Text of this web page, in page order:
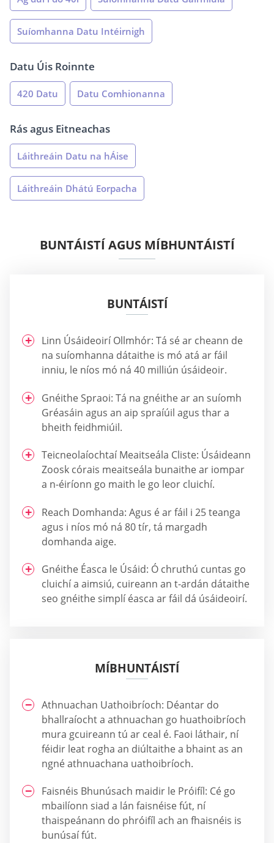
Suíomhanna Datu Intéirnigh
Datu Úis Roinnte
420 Datu Datu Comhionanna
Rás agus Eitneachas
Láithreáin Datu na hÁise
Láithreáin Dhátú Eorpacha
BUNTÁISTÍ AGUS MÍBHUNTÁISTÍ
BUNTÁISTÍ
Linn Úsáideoirí Ollmhór: Tá sé ar cheann de
na suíomhanna dátaithe is mó atá ar fáil
inniu, le níos mó ná 40 milliún úsáideoir.
Gnéithe Spraoi: Tá na gnéithe ar an suíomh
Gréasáin agus an aip spraíúil agus thar a
bheith feidhmiúil.
Teicneolaíochtaí Meaitseála Cliste: Úsáideann
Zoosk córais meaitseála bunaithe ar iompar
a n-éiríonn go maith le go leor cluichí.
Reach Domhanda: Agus é ar fáil i 25 teanga
agus i níos mó ná 80 tír, tá margadh
domhanda aige.
Gnéithe Éasca le Úsáid: Ó chruthú cuntas go
cluichí a aimsiú, cuireann an t-ardán dátaithe
seo gnéithe simplí éasca ar fáil dá úsáideoirí.
MÍBHUNTÁISTÍ
Athnuachan Uathoibríoch: Déantar do
bhallraíocht a athnuachan go huathoibríoch
mura gcuireann tú ar ceal é. Faoi láthair, ní
féidir leat rogha an diúltaithe a bhaint as an
ngné athnuachana uathoibríoch.
Faisnéis Bhunúsach maidir le Próifíl: Cé go
mbailíonn siad a lán faisnéise fút, ní
thaispeánann do phróifíl ach an fhaisnéis is
bunúsaí fút.